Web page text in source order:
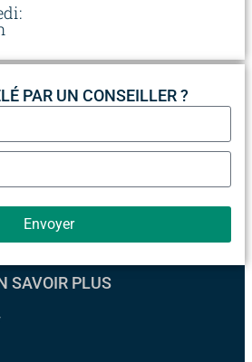
PAR UN CONSEILLER ?
Envoyer
SAVOIR PLUS